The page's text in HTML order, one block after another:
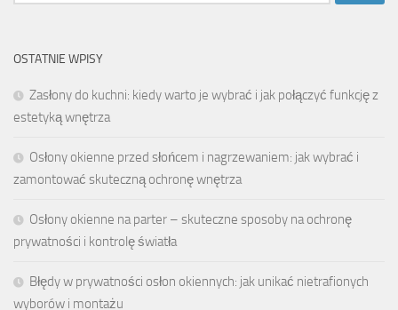
OSTATNIE WPISY
Zasłony do kuchni: kiedy warto je wybrać i jak połączyć funkcję z
estetyką wnętrza
Osłony okienne przed słońcem i nagrzewaniem: jak wybrać i
zamontować skuteczną ochronę wnętrza
Osłony okienne na parter – skuteczne sposoby na ochronę
prywatności i kontrolę światła
Błędy w prywatności osłon okiennych: jak unikać nietrafionych
wyborów i montażu